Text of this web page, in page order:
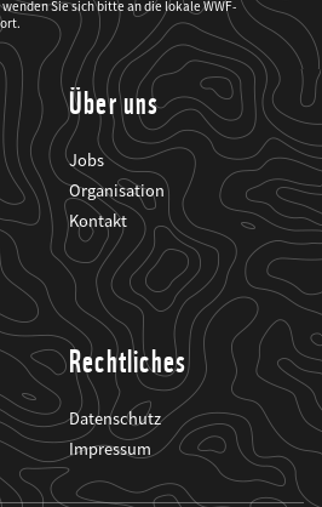
Sie sich bitte an die lokale WWF-
Über uns
Jobs
Organisation
Kontakt
Rechtliches
Datenschutz
Impressum